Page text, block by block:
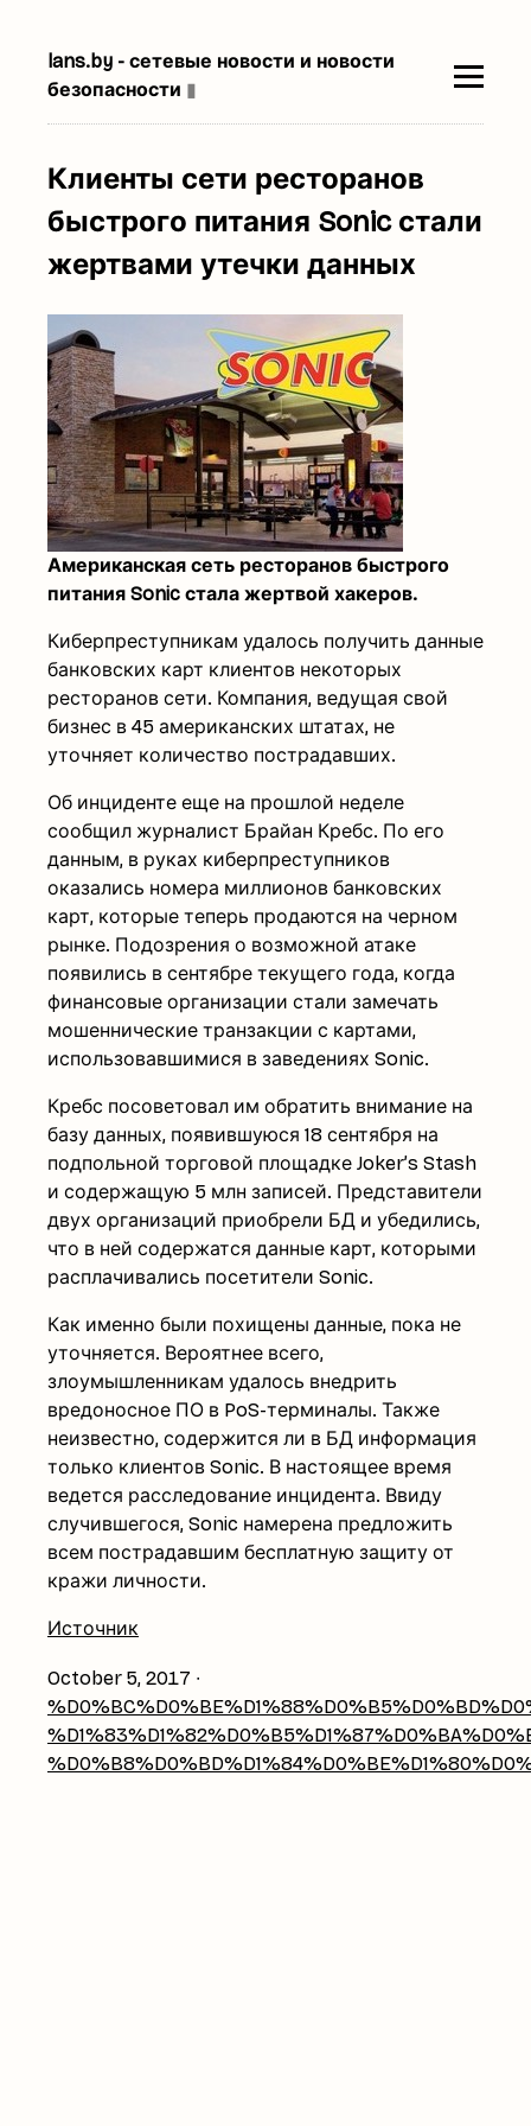
lans.by - сетевые новости и новости
безопасности ▮
Клиенты сети ресторанов
быстрого питания Sonic стали
жертвами утечки данных
Американская сеть ресторанов быстрого
питания Sonic стала жертвой хакеров.
Киберпреступникам удалось получить данные
банковских карт клиентов некоторых
ресторанов сети. Компания, ведущая свой
бизнес в 45 американских штатах, не
уточняет количество пострадавших.
Об инциденте еще на прошлой неделе
сообщил журналист Брайан Кребс. По его
данным, в руках киберпреступников
оказались номера миллионов банковских
карт, которые теперь продаются на черном
рынке. Подозрения о возможной атаке
появились в сентябре текущего года, когда
финансовые организации стали замечать
мошеннические транзакции с картами,
использовавшимися в заведениях Sonic.
Кребс посоветовал им обратить внимание на
базу данных, появившуюся 18 сентября на
подпольной торговой площадке Joker’s Stash
и содержащую 5 млн записей. Представители
двух организаций приобрели БД и убедились,
что в ней содержатся данные карт, которыми
расплачивались посетители Sonic.
Как именно были похищены данные, пока не
уточняется. Вероятнее всего,
злоумышленникам удалось внедрить
вредоносное ПО в PoS-терминалы. Также
неизвестно, содержится ли в БД информация
только клиентов Sonic. В настоящее время
ведется расследование инцидента. Ввиду
случившегося, Sonic намерена предложить
всем пострадавшим бесплатную защиту от
кражи личности.
Источник
October 5, 2017 ∙